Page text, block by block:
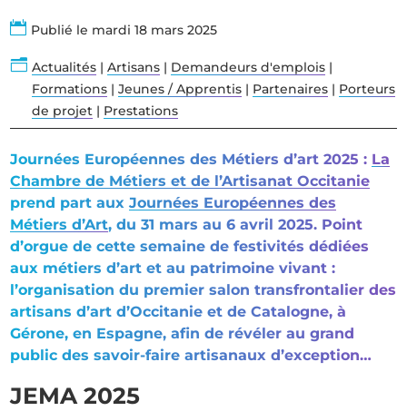
 Publié le mardi 18 mars 2025
n Actualités| Artisans| Demandeurs d'emplois|
Formations| Jeunes / Apprentis| Partenaires| Porteurs
de projet| Prestations
Journées Européennes des Métiers d’art 2025 : La
Chambre de Métiers et de l’Artisanat Occitanie
prend part auxJournées Européennes des
Métiers d’Art, du 31 mars au 6 avril 2025. Point
d’orgue de cette semaine de festivités dédiées
aux métiers d’art et au patrimoine vivant :
l’organisation du premier salon transfrontalier des
artisans d’art d’Occitanie et de Catalogne, à
Gérone, en Espagne, afin de révéler au grand
public des savoir-faire artisanaux d’exception…
JEMA 2025